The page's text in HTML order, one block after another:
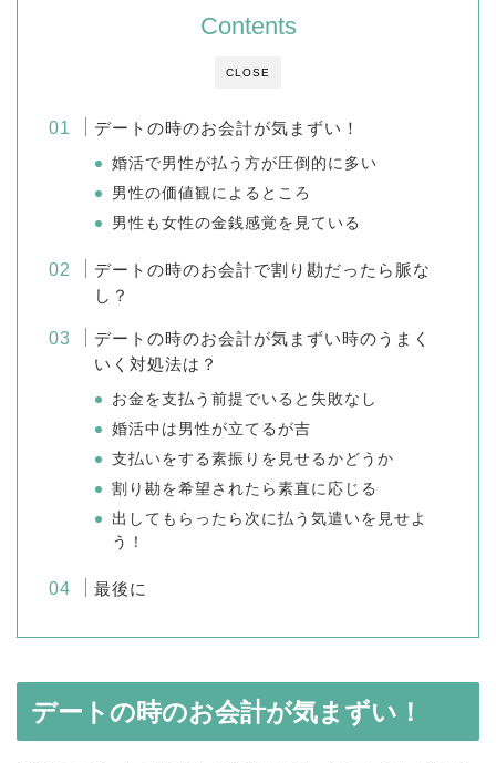
CLOSE
Contents
デートの時のお会計が気まずい！
婚活で男性が払う方が圧倒的に多い
男性の価値観によるところ
男性も女性の金銭感覚を見ている
デートの時のお会計で割り勘だったら脈な
し？
デートの時のお会計が気まずい時のうまく
いく対処法は？
お金を支払う前提でいると失敗なし
婚活中は男性が立てるが吉
支払いをする素振りを見せるかどうか
割り勘を希望されたら素直に応じる
出してもらったら次に払う気遣いを見せよ
う！
最後に
デートの時のお会計が気まずい！